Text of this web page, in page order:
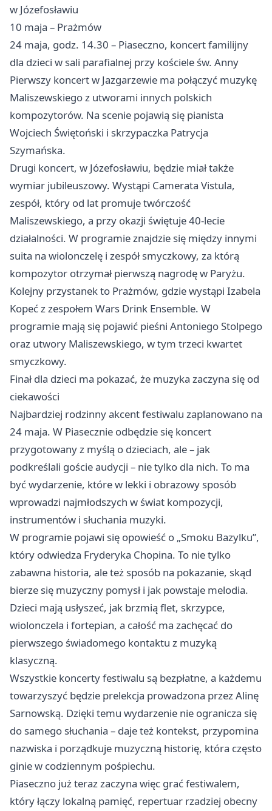
w Józefosławiu
10 maja – Prażmów
24 maja, godz. 14.30 – Piaseczno, koncert familijny
dla dzieci w sali parafialnej przy kościele św. Anny
Pierwszy koncert w Jazgarzewie ma połączyć muzykę
Maliszewskiego z utworami innych polskich
kompozytorów. Na scenie pojawią się pianista
Wojciech Świętoński i skrzypaczka Patrycja
Szymańska.
Drugi koncert, w Józefosławiu, będzie miał także
wymiar jubileuszowy. Wystąpi Camerata Vistula,
zespół, który od lat promuje twórczość
Maliszewskiego, a przy okazji świętuje 40-lecie
działalności. W programie znajdzie się między innymi
suita na wiolonczelę i zespół smyczkowy, za którą
kompozytor otrzymał pierwszą nagrodę w Paryżu.
Kolejny przystanek to Prażmów, gdzie wystąpi Izabela
Kopeć z zespołem Wars Drink Ensemble. W
programie mają się pojawić pieśni Antoniego Stolpego
oraz utwory Maliszewskiego, w tym trzeci kwartet
smyczkowy.
Finał dla dzieci ma pokazać, że muzyka zaczyna się od
ciekawości
Najbardziej rodzinny akcent festiwalu zaplanowano na
24 maja. W Piasecznie odbędzie się koncert
przygotowany z myślą o dzieciach, ale – jak
podkreślali goście audycji – nie tylko dla nich. To ma
być wydarzenie, które w lekki i obrazowy sposób
wprowadzi najmłodszych w świat kompozycji,
instrumentów i słuchania muzyki.
W programie pojawi się opowieść o „Smoku Bazylku”,
który odwiedza Fryderyka Chopina. To nie tylko
zabawna historia, ale też sposób na pokazanie, skąd
bierze się muzyczny pomysł i jak powstaje melodia.
Dzieci mają usłyszeć, jak brzmią flet, skrzypce,
wiolonczela i fortepian, a całość ma zachęcać do
pierwszego świadomego kontaktu z muzyką
klasyczną.
Wszystkie koncerty festiwalu są bezpłatne, a każdemu
towarzyszyć będzie prelekcja prowadzona przez Alinę
Sarnowską. Dzięki temu wydarzenie nie ogranicza się
do samego słuchania – daje też kontekst, przypomina
nazwiska i porządkuje muzyczną historię, która często
ginie w codziennym pośpiechu.
Piaseczno już teraz zaczyna więc grać festiwalem,
który łączy lokalną pamięć, repertuar rzadziej obecny